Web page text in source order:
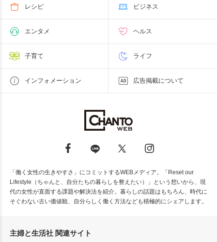
レシピ ビジネス
エンタメ ヘルス
子育て ライフ
インフォメーション 広告掲載について
「働く女性の生きやすさ」にコミットするWEBメディア。「Reset our
Lifestyle（ちゃんと、自分たちの暮らしを整えたい）」という想いから、現
代の女性が直面する課題や解決法を紹介。暮らしの話題はもちろん、時代に
そぐわない古い価値観、自分らしく働く方法なども積極的にシェアします。
主婦と生活社 関連サイト